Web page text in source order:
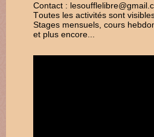
Contact :
Toutes les activités sont
Stages mensuels, cours
et plus encore...